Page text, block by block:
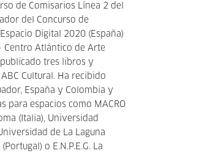
de Comisarios Línea 2 del
del Concurso de
Digital 2020 (España)
Centro Atlántico de Arte
tres libros y
Cultural. Ha recibido
España y Colombia y
para espacios como MACRO
(Italia), Universidad
de La Laguna
o E.N.P.E.G. La